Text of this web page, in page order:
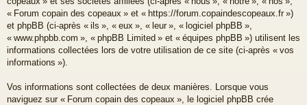
« Forum copain des copeaux » et « https://forum.copaindescopeaux.fr »)
et phpBB (ci-après « ils », « eux », « leur », « logiciel phpBB »,
« www.phpbb.com », « phpBB Limited » et « équipes phpBB ») utilisent les
informations collectées lors de votre utilisation de ce site (ci-après « vos
informations »).
Vos informations sont collectées de deux manières. Lorsque vous
naviguez sur « Forum copain des copeaux », le logiciel phpBB crée